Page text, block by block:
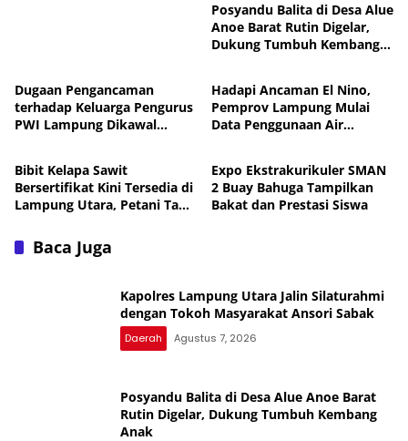
Posyandu Balita di Desa Alue
Anoe Barat Rutin Digelar,
Dukung Tumbuh Kembang
Dugaan Pengancaman
terhadap Keluarga Pengurus
PWI Lampung Dikawal
Daerah
Hadapi Ancaman El Nino,
Pemprov Lampung Mulai
Data Penggunaan Air
Daerah
Bibit Kelapa Sawit
Bersertifikat Kini Tersedia di
Lampung Utara, Petani Tak
Daerah
Daerah
Expo Ekstrakurikuler SMAN
2 Buay Bahuga Tampilkan
Bakat dan Prestasi Siswa
Baca Juga
Kapolres Lampung Utara Jalin Silaturahmi
dengan Tokoh Masyarakat Ansori Sabak
Daerah Agustus 7, 2026
Posyandu Balita di Desa Alue Anoe Barat
Rutin Digelar, Dukung Tumbuh Kembang
Anak